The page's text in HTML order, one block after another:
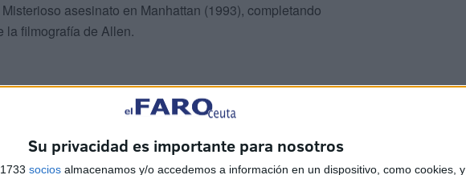
Su privacidad es importante para nosotros
socios almacenamos y/o accedemos a información en un dispositivo, como cookies, y
asesinato en Manhattan (1993), completando
la filmografía de Allen.
de ser la musa de un genio, y participó en